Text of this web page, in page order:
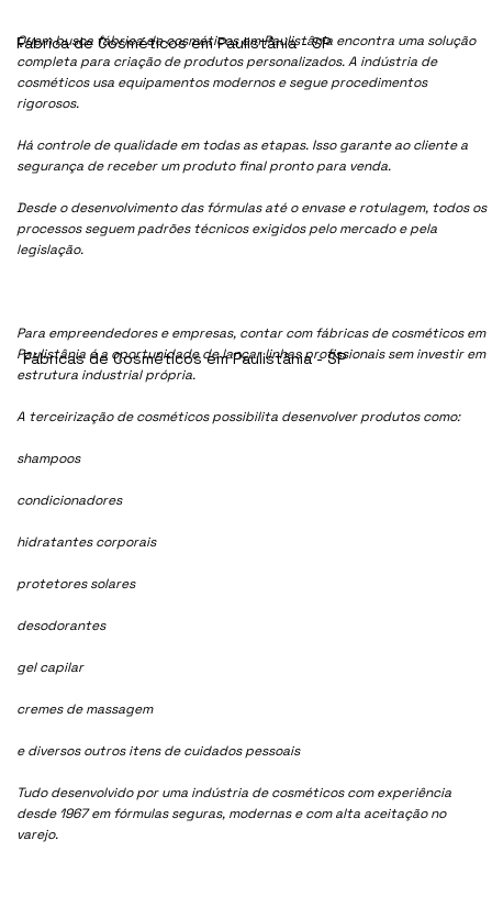
Quem busca fábrica de cosméticos em Paulistânia encontra uma solução
completa para criação de produtos personalizados. A indústria de
cosméticos usa equipamentos modernos e segue procedimentos
rigorosos.
Há controle de qualidade em todas as etapas. Isso garante ao cliente a
segurança de receber um produto final pronto para venda.
Desde o desenvolvimento das fórmulas até o envase e rotulagem, todos os
processos seguem padrões técnicos exigidos pelo mercado e pela
legislação.
Para empreendedores e empresas, contar com fábricas de cosméticos em
Paulistânia é a oportunidade de lançar linhas profissionais sem investir em
estrutura industrial própria.
A terceirização de cosméticos possibilita desenvolver produtos como:
shampoos
condicionadores
hidratantes corporais
protetores solares
desodorantes
gel capilar
cremes de massagem
e diversos outros itens de cuidados pessoais
Tudo desenvolvido por uma indústria de cosméticos com experiência
desde 1967 em fórmulas seguras, modernas e com alta aceitação no
varejo.
Fábrica de Cosméticos em Paulistânia - SP
Fábricas de Cosméticos em Paulistânia - SP